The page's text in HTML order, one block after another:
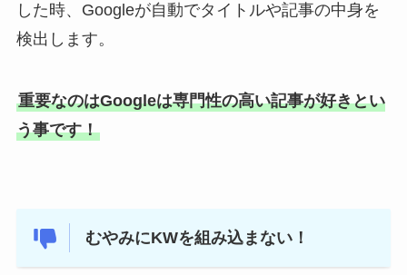
した時、Googleが自動でタイトルや記事の中身を
検出します。
重要なのはGoogleは専門性の高い記事が好きとい
う事です！
むやみにKWを組み込まない！